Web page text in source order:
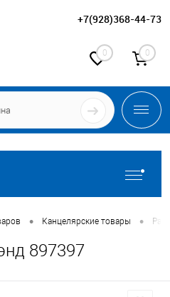
+7(928)368-44-73
0 0
• Канцелярские товары •
897397